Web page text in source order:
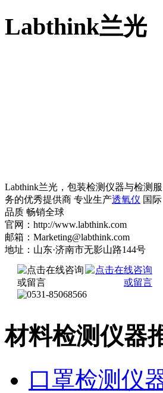
Labthink兰光
Labthink兰光，包装检测仪器与检测服
务的优秀提供商 专业生产透氧仪 国际
品质 畅销全球
官网：http://www.labthink.com
邮箱：Marketing@labthink.com
地址：山东·济南市无影山路144号
材料检测仪器
口罩检测仪